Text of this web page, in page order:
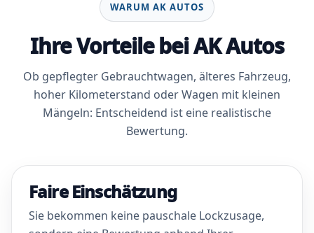
WARUM AK AUTOS
Ihre Vorteile bei AK Autos
Ob gepflegter Gebrauchtwagen, älteres Fahrzeug,
hoher Kilometerstand oder Wagen mit kleinen
Mängeln: Entscheidend ist eine realistische
Bewertung.
Faire Einschätzung
Sie bekommen keine pauschale Lockzusage,